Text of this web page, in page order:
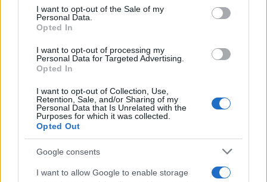
consent section.
I want to opt-out of the Sale of my
Personal Data.
Opted In
I want to opt-out of processing my
Personal Data for Targeted Advertising.
Opted In
I want to opt-out of Collection, Use,
Retention, Sale, and/or Sharing of my
Personal Data that Is Unrelated with the
Purposes for which it was collected.
Opted Out
Google consents
I want to allow Google to enable storage
ότι όταν κρατάμε ένα
Nokia N97 mini
με ένα
συγκεκριμένο τρόπο, τότε και αυτό παρουσιάζει
σημαντική απώλεια σήματος!
Τα συμπεράσματα δικά σας....
Ακολουθήστε το
Newsγια να
ενημερώνεστε άμεσα
για όλα τα νέα άρθρα!